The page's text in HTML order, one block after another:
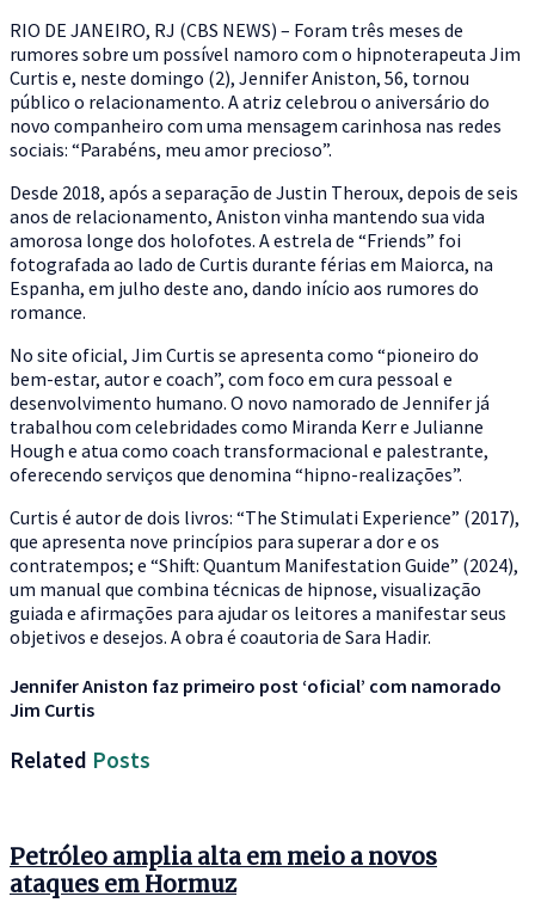
RIO DE JANEIRO, RJ (CBS NEWS) – Foram três meses de
rumores sobre um possível namoro com o hipnoterapeuta Jim
Curtis e, neste domingo (2), Jennifer Aniston, 56, tornou
público o relacionamento. A atriz celebrou o aniversário do
novo companheiro com uma mensagem carinhosa nas redes
sociais: “Parabéns, meu amor precioso”.
Desde 2018, após a separação de Justin Theroux, depois de seis
anos de relacionamento, Aniston vinha mantendo sua vida
amorosa longe dos holofotes. A estrela de “Friends” foi
fotografada ao lado de Curtis durante férias em Maiorca, na
Espanha, em julho deste ano, dando início aos rumores do
romance.
No site oficial, Jim Curtis se apresenta como “pioneiro do
bem-estar, autor e coach”, com foco em cura pessoal e
desenvolvimento humano. O novo namorado de Jennifer já
trabalhou com celebridades como Miranda Kerr e Julianne
Hough e atua como coach transformacional e palestrante,
oferecendo serviços que denomina “hipno-realizações”.
Curtis é autor de dois livros: “The Stimulati Experience” (2017),
que apresenta nove princípios para superar a dor e os
contratempos; e “Shift: Quantum Manifestation Guide” (2024),
um manual que combina técnicas de hipnose, visualização
guiada e afirmações para ajudar os leitores a manifestar seus
objetivos e desejos. A obra é coautoria de Sara Hadir.
Jennifer Aniston faz primeiro post ‘oficial’ com namorado
Jim Curtis
Related Posts
Petróleo amplia alta em meio a novos
ataques em Hormuz